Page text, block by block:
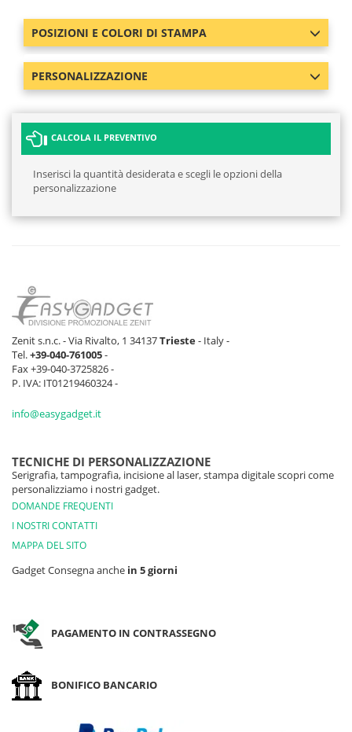
716 pz 1125 pz
BLU ROYAL
586 pz
3635 pz 4859 pz 4762 pz 3682
BLU NAVY
PRO
POSIZIONI E COLORI DI STAMPA
PERSONALIZZAZIONE
CALCOLA IL PREVENTIVO
Inserisci la quantità desiderata e scegli le opzioni della
personalizzazione
Zenit s.n.c. - Via Rivalto, 1 34137Trieste- Italy -
Tel.+39-040-761005-
Fax +39-040-3725826 -
P. IVA: IT01219460324 -
info@easygadget.it
TECNICHE DI PERSONALIZZAZIONE
Serigrafia, tampografia, incisione al laser, stampa digitale scopri come
personalizziamo i nostri gadget.
DOMANDE FREQUENTI
I NOSTRI CONTATTI
MAPPA DEL SITO
Gadget Consegna anche in 5 giorni
PAGAMENTO IN CONTRASSEGNO
BONIFICO BANCARIO